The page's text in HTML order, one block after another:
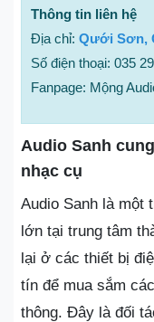
Thông tin liên hệ
Địa chỉ: Qưới Sơn,
Số điện thoại: 035
Fanpage: Mộng
Audio Sanh
nhạc cụ
Audio Sanh là một
lớn tại trung tâm
lại ở các thiết bị
tín để mua sắm
thông. Đây là đối